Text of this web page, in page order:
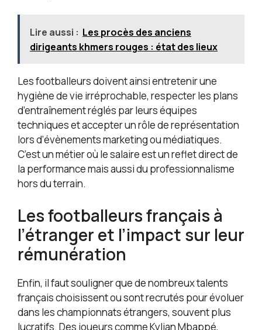
Lire aussi : Les procès des anciens
dirigeants khmers rouges : état des lieux
Les footballeurs doivent ainsi entretenir une
hygiène de vie irréprochable, respecter les plans
d’entraînement réglés par leurs équipes
techniques et accepter un rôle de représentation
lors d’évènements marketing ou médiatiques.
C’est un métier où le salaire est un reflet direct de
la performance mais aussi du professionnalisme
hors du terrain.
Les footballeurs français à
l’étranger et l’impact sur leur
rémunération
Enfin, il faut souligner que de nombreux talents
français choisissent ou sont recrutés pour évoluer
dans les championnats étrangers, souvent plus
lucratifs. Des joueurs comme Kylian Mbappé,